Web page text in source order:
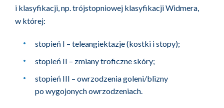
i klasyfikacji, np. trójstopniowej klasyfikacji Widmera,
w której:
stopień I – teleangiektazje (kostki i stopy);
stopień II – zmiany troficzne skóry;
stopień III – owrzodzenia goleni/blizny
po wygojonych owrzodzeniach.